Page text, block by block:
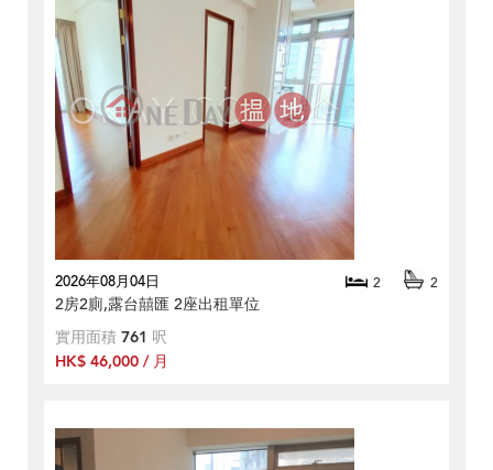
2026年08月04日 2 2
2房2廁,露台囍匯 2座出租單位
實用面積 761 呎
HK$ 46,000 / 月